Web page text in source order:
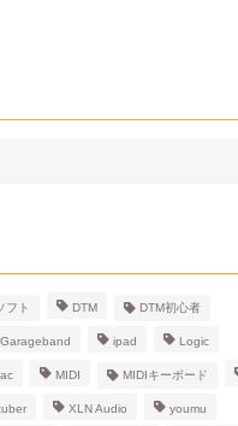
フト DTM DTM初心者
Garageband ipad Logic
MIDI MIDIキーボード
XLN Audio youmu